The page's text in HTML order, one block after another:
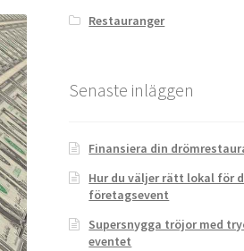
Restauranger
Senaste inläggen
Finansiera din
Hur du väljer rätt lokal för
företagsevent
Supersnygga tröjor med
eventet